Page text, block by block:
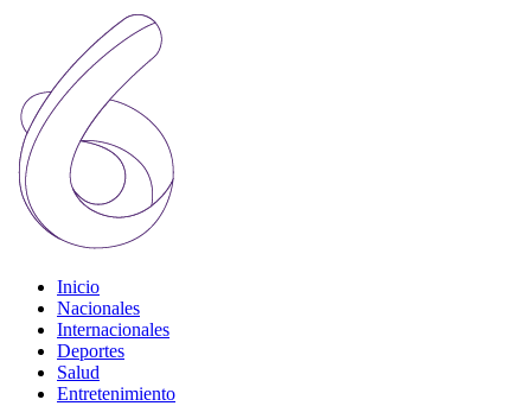
Inicio
Nacionales
Internacionales
Deportes
Salud
Entretenimiento